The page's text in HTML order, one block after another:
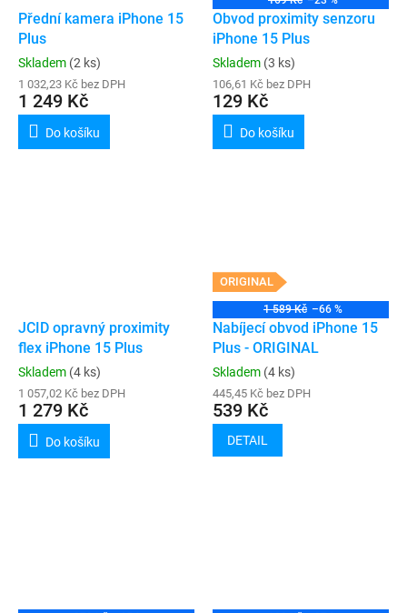
Přední kamera iPhone 15
Plus
Skladem (2 ks)
1 032,23 Kč bez DPH
1 249 Kč
Do košíku
Obvod proximity senzoru
iPhone 15 Plus
Skladem (3 ks)
106,61 Kč bez DPH
129 Kč
Do košíku
JCID opravný proximity
flex iPhone 15 Plus
Skladem (4 ks)
1 057,02 Kč bez DPH
1 279 Kč
Do košíku
ORIGINAL
1 589 Kč –66 %
Nabíjecí obvod iPhone 15
Plus - ORIGINAL
Skladem (4 ks)
445,45 Kč bez DPH
539 Kč
DETAIL